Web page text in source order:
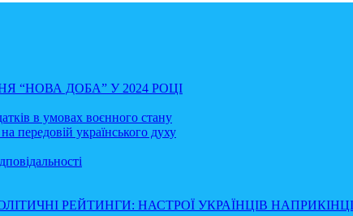
“НОВА ДОБА” У 2024 РОЦІ
в умовах воєнного стану
передовій українського духу
РЕЙТИНГИ: НАСТРОЇ УКРАЇНЦІВ НАПРИКІНЦІ